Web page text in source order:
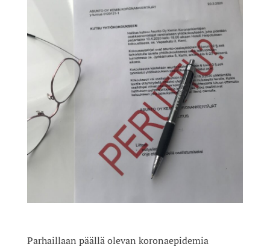
Parhaillaan päällä olevan koronaepidemia